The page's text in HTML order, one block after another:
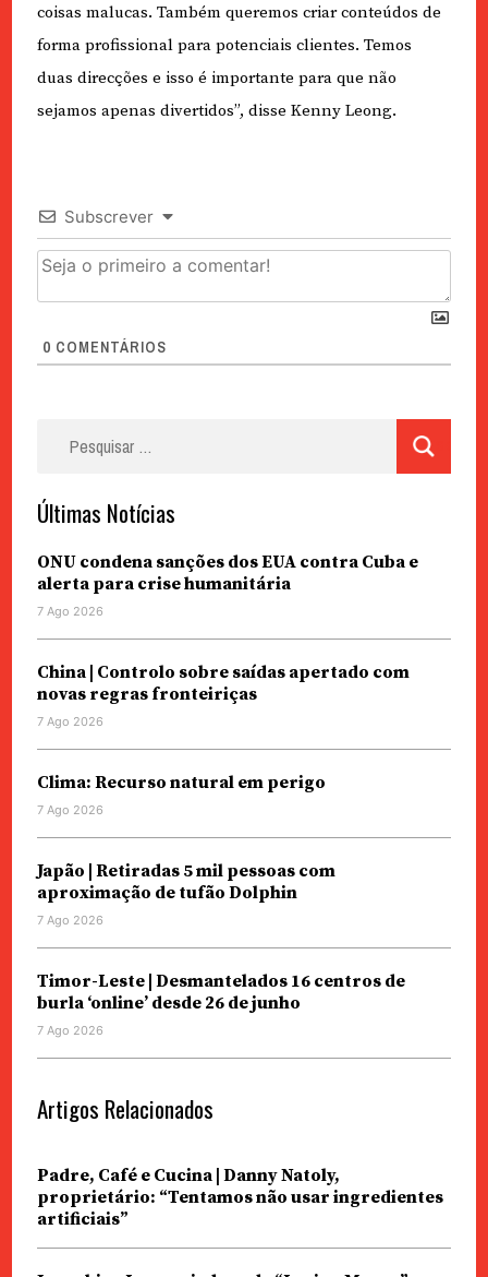
coisas malucas. Também queremos criar conteúdos de
forma profissional para potenciais clientes. Temos
duas direcções e isso é importante para que não
sejamos apenas divertidos”, disse Kenny Leong.
Subscrever
0 COMENTÁRIOS
Últimas Notícias
ONU condena sanções dos EUA contra Cuba e
alerta para crise humanitária
7 Ago 2026
China | Controlo sobre saídas apertado com
novas regras fronteiriças
7 Ago 2026
Clima: Recurso natural em perigo
7 Ago 2026
Japão | Retiradas 5 mil pessoas com
aproximação de tufão Dolphin
7 Ago 2026
Timor-Leste | Desmantelados 16 centros de
burla ‘online’ desde 26 de junho
7 Ago 2026
Artigos Relacionados
Padre, Café e Cucina | Danny Natoly,
proprietário: “Tentamos não usar ingredientes
artificiais”